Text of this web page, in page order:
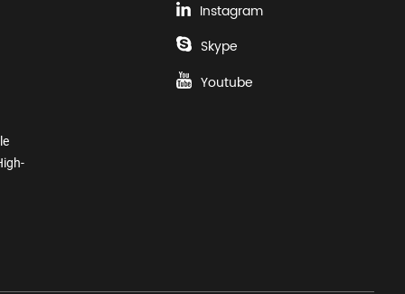
Instagram
Skype
Youtube